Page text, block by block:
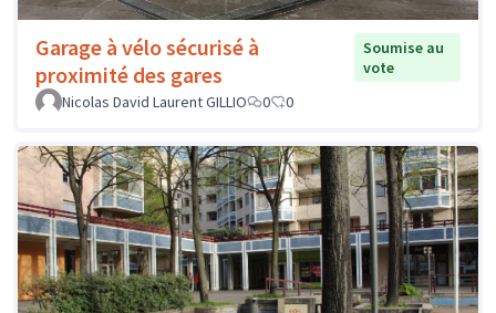
Garage à vélo sécurisé à
proximité des gares
Soumise au
vote
Nicolas David Laurent GILLIO
0 0